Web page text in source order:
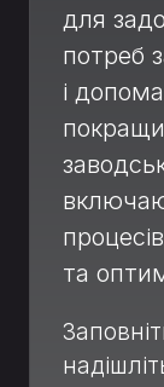
для
потреб
і
та